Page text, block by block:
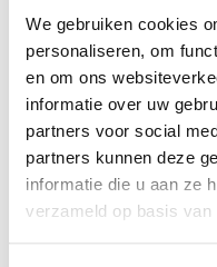
We gebruiken cookies
personaliseren, om
en om ons
informatie over uw
partners voor social
partners kunnen deze
informatie die u aan ze
verzameld op basis
ensure that the
are absorbed and
Compared to a
longer lifespan,
absorbing vibrations
Do you have any
products, or would